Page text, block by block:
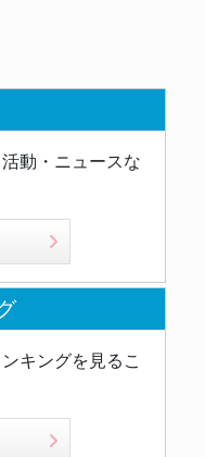
動・ニュースな
キングを見るこ